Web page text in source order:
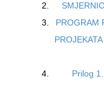
PROGRAM
Prilog